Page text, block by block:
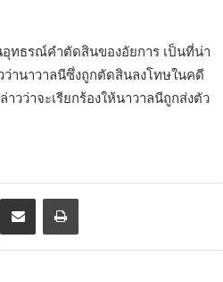
ทธรณ์คำตัดสินของอัยการ เป็นที่น่า
ว่านาวาลนีซึ่งถูกตัดสินลงโทษในคดี
ว่าจะเรียกร้องให้นาวาลนีถูกส่งตัว
Share via Email Print